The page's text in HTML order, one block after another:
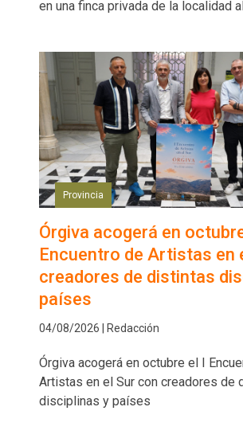
en una finca privada de la localidad
Provincia
Órgiva acogerá en
Encuentro de Artistas en
creadores de distintas
países
04/08/2026 | Redacción
Órgiva acogerá en octubre el I
Artistas en el Sur con creadores de
disciplinas y países